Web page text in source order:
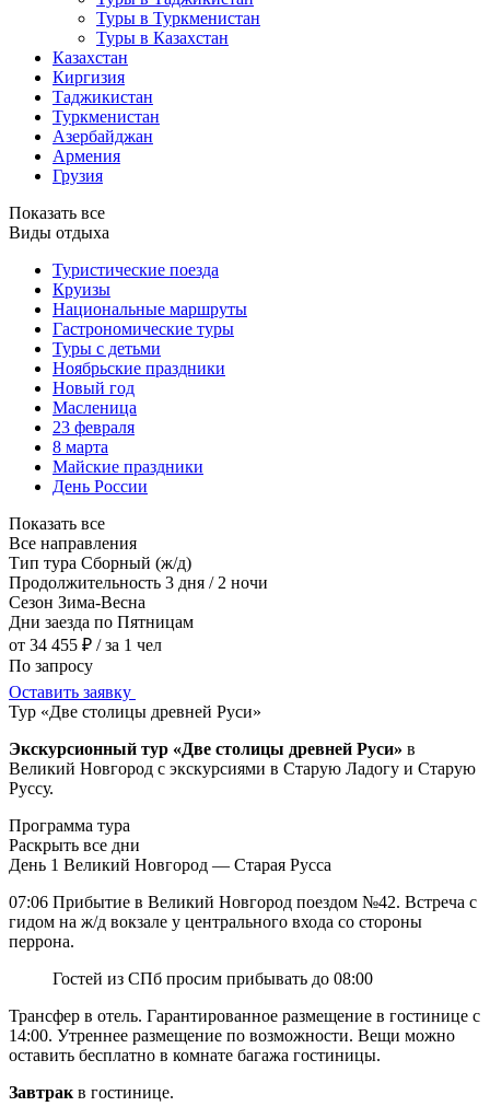
Туры в Туркменистан
Туры в Казахстан
Казахстан
Киргизия
Таджикистан
Туркменистан
Азербайджан
Армения
Грузия
Показать все
Виды отдыха
Туристические поезда
Круизы
Национальные маршруты
Гастрономические туры
Туры с детьми
Ноябрьские праздники
Новый год
Масленица
23 февраля
8 марта
Майские праздники
День России
Показать все
Все направления
Тип тура Сборный (ж/д)
Продолжительность 3 дня / 2 ночи
Сезон Зима-Весна
Дни заезда по Пятницам
от 34 455 ₽ / за 1 чел
По запросу
Оставить заявку
Тур «Две столицы древней Руси»
Экскурсионный тур «Две столицы древней Руси» в
Великий Новгород с экскурсиями в Старую Ладогу и Старую
Руссу.
Программа тура
Раскрыть все дни
День 1 Великий Новгород — Старая Русса
07:06 Прибытие в Великий Новгород поездом №42. Встреча с
гидом на ж/д вокзале у центрального входа со стороны
перрона.
Гостей из СПб просим прибывать до 08:00
Трансфер в отель. Гарантированное размещение в гостинице с
14:00. Утреннее размещение по возможности. Вещи можно
оставить бесплатно в комнате багажа гостиницы.
Завтрак в гостинице.